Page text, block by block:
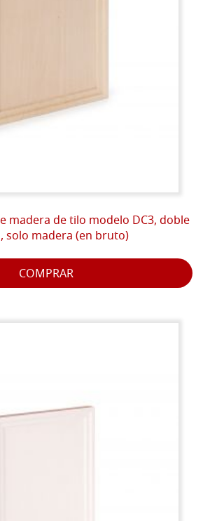
madera de tilo modelo DC3, doble
solo madera (en bruto)
COMPRAR